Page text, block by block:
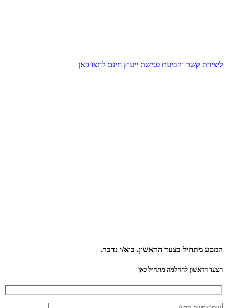
ליצירת קשר וקביעת פגישת ייעוץ חינם לחצו כאן
המסע מתחיל בצעד הראשון. בוא/י נדבר.
הצעד הראשון להחלמה מתחיל כאן